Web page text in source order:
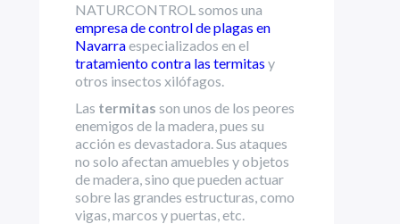
NATURCONTROL somos una
empresa de control de plagas en
Navarraespecializados en el
tratamiento contra las termitas y
otros insectos xilófagos.
Las termitas son unos de los peores
enemigos de la madera, pues su
acción es devastadora. Sus ataques
no solo afectan amuebles y objetos
de madera, sino que pueden actuar
sobre las grandes estructuras, como
vigas, marcos y puertas, etc.